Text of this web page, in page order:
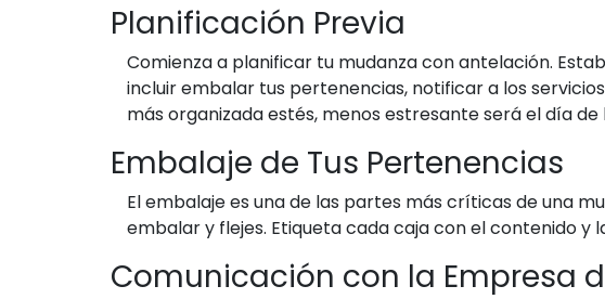
Planificación Previa
Comienza a planificar tu mudanza con antelación.
incluir embalar tus pertenencias, notificar a los
más organizada estés, menos estresante será el día de
Embalaje de Tus Pertenencias
El embalaje es una de las partes más críticas de una
embalar y flejes. Etiqueta cada caja con el contenido
Comunicación con la Empresa